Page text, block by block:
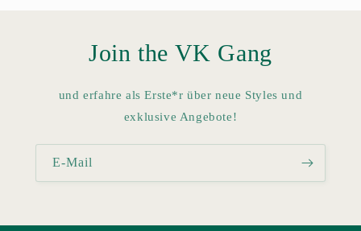
Join the VK Gang
und erfahre als Erste*r über neue Styles und
exklusive Angebote!
E-Mail